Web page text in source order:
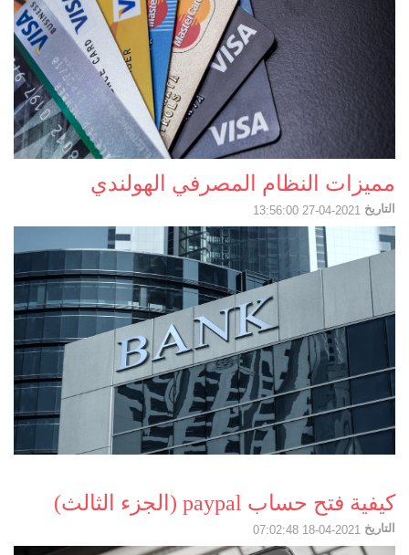
مميزات النظام المصرفي الهولندي
التاريخ
كيفية فتح حساب paypal (الجزء الثالث)
التاريخ